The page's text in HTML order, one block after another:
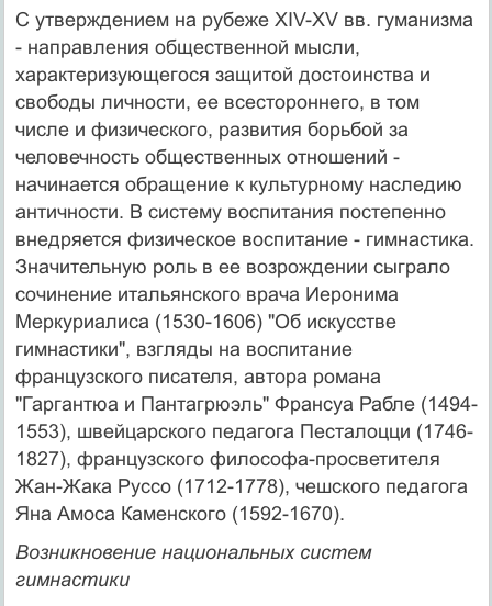
С утверждением на рубеже XIV-XV вв. гуманизма
- направления общественной мысли,
характеризующегося защитой достоинства и
свободы личности, ее всестороннего, в том
числе и физического, развития борьбой за
человечность общественных отношений -
начинается обращение к культурному наследию
античности. В систему воспитания постепенно
внедряется физическое воспитание - гимнастика.
Значительную роль в ее возрождении сыграло
сочинение итальянского врача Иеронима
Меркуриалиса (1530-1606) "Об искусстве
гимнастики", взгляды на воспитание
французского писателя, автора романа
"Гаргантюа и Пантагрюэль" Франсуа Рабле (1494-
1553), швейцарского педагога Песталоцци (1746-
1827), французского философа-просветителя
Жан-Жака Руссо (1712-1778), чешского педагога
Яна Амоса Каменского (1592-1670).
Возникновение национальных систем
гимнастики